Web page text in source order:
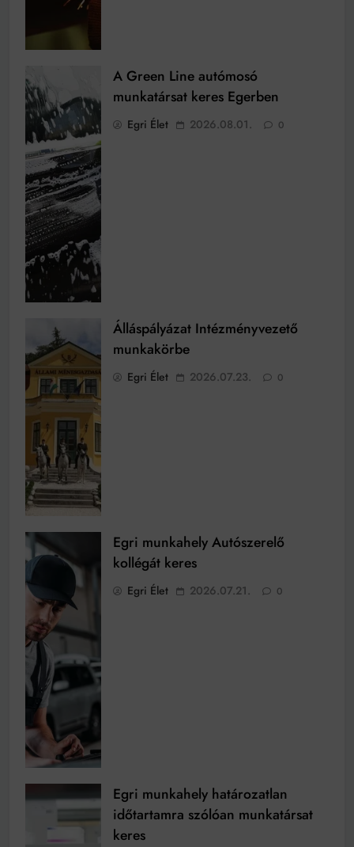
A Green Line autómosó
munkatársat keres Egerben
Egri Élet 2026.08.01. 0
Álláspályázat Intézményvezető
munkakörbe
Egri Élet 2026.07.23. 0
Egri munkahely Autószerelő
kollégát keres
Egri Élet 2026.07.21. 0
Egri munkahely határozatlan
időtartamra szólóan munkatársat
keres